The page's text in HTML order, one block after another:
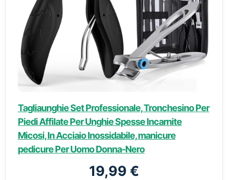
Tagliaunghie Set Professionale, Tronchesino Per
Piedi Affilate Per Unghie Spesse Incarnite
Micosi, In Acciaio Inossidabile, manicure
pedicure Per Uomo Donna-Nero
19,99 €